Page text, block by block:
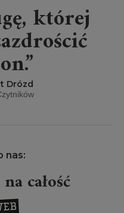
której
Drózd
nas:
całość